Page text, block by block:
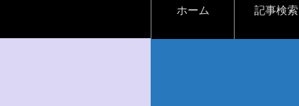
ホーム 記事検索